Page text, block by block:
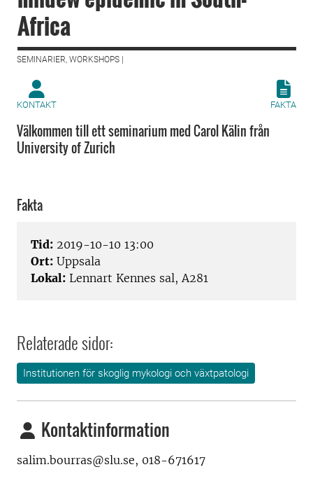
Africa
SEMINARIER, WORKSHOPS |
KONTAKT FAKTA
Välkommen till ett seminarium med Carol Kälin från
University of Zurich
Fakta
Tid: 2019-10-10 13:00
Ort: Uppsala
Lokal: Lennart Kennes sal, A281
Relaterade sidor:
Institutionen för skoglig mykologi och växtpatologi
Kontaktinformation
salim.bourras@slu.se, 018-671617